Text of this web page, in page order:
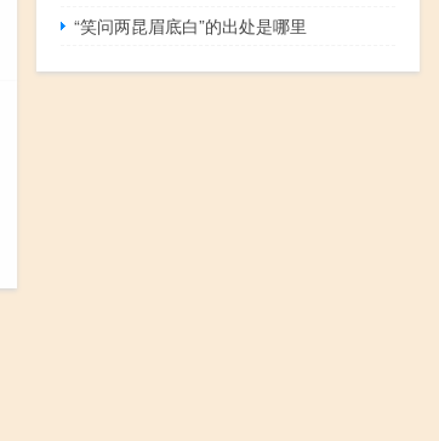
“笑问两昆眉底白”的出处是哪里